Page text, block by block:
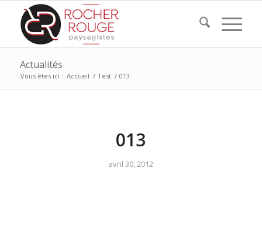
Actualités
Vous êtes ici : Accueil / Test / 013
013
avril 30, 2012